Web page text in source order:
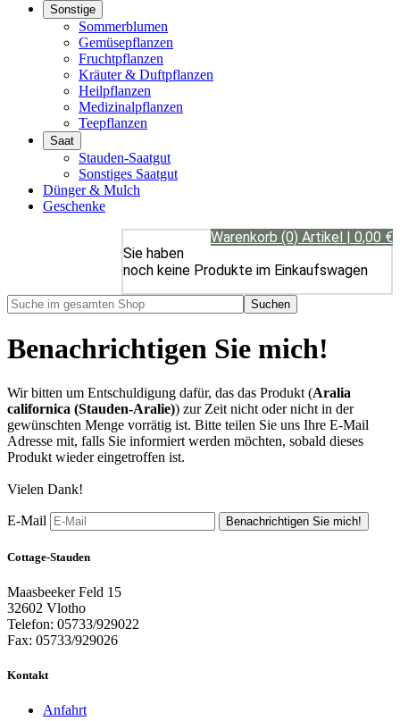
Sonstige
Sommerblumen
Gemüsepflanzen
Fruchtpflanzen
Kräuter & Duftpflanzen
Heilpflanzen
Medizinalpflanzen
Teepflanzen
Saat
Stauden-Saatgut
Sonstiges Saatgut
Dünger & Mulch
Geschenke
Warenkorb (0) Artikel | 0,00 €
Sie haben
noch keine Produkte im Einkaufswagen
Benachrichtigen Sie mich!
Wir bitten um Entschuldigung dafür, das das Produkt (Aralia
californica (Stauden-Aralie)) zur Zeit nicht oder nicht in der
gewünschten Menge vorrätig ist. Bitte teilen Sie uns Ihre E-Mail
Adresse mit, falls Sie informiert werden möchten, sobald dieses
Produkt wieder eingetroffen ist.
Vielen Dank!
E-Mail Benachrichtigen Sie mich!
Cottage-Stauden
Maasbeeker Feld 15
32602 Vlotho
Telefon: 05733/929022
Fax: 05733/929026
Kontakt
Anfahrt